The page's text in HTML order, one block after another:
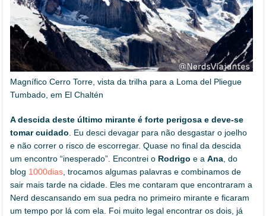
Magnífico Cerro Torre, vista da trilha para a Loma del Pliegue
Tumbado, em El Chaltén
A descida deste último mirante é forte perigosa e deve-se
tomar cuidado . Eu desci devagar para não desgastar o joelho
e não correr o risco de escorregar. Quase no final da descida
um encontro “inesperado”. Encontrei o Rodrigo e aAna , do
blog 1000dias , trocamos algumas palavras e combinamos de
sair mais tarde na cidade. Eles me contaram que encontraram a
Nerd descansando em sua pedra no primeiro mirante e ficaram
um tempo por lá com ela. Foi muito legal encontrar os dois, já